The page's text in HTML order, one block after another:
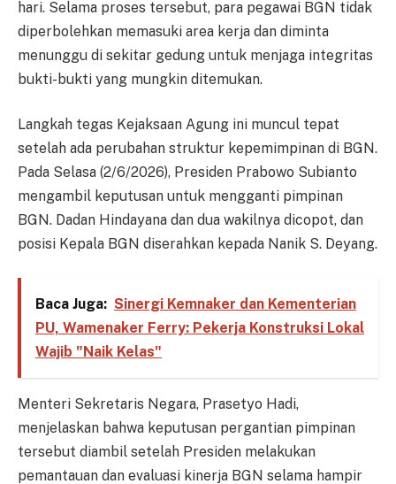
hari. Selama proses tersebut, para pegawai BGN tidak
diperbolehkan memasuki area kerja dan diminta
menunggu di sekitar gedung untuk menjaga integritas
bukti-bukti yang mungkin ditemukan.
Langkah tegas Kejaksaan Agung ini muncul tepat
setelah ada perubahan struktur kepemimpinan di BGN.
Pada Selasa (2/6/2026), Presiden Prabowo Subianto
mengambil keputusan untuk mengganti pimpinan
BGN. Dadan Hindayana dan dua wakilnya dicopot, dan
posisi Kepala BGN diserahkan kepada Nanik S. Deyang.
Baca Juga: Sinergi Kemnaker dan Kementerian
PU, Wamenaker Ferry: Pekerja Konstruksi Lokal
Wajib "Naik Kelas"
Menteri Sekretaris Negara, Prasetyo Hadi,
menjelaskan bahwa keputusan pergantian pimpinan
tersebut diambil setelah Presiden melakukan
pemantauan dan evaluasi kinerja BGN selama hampir